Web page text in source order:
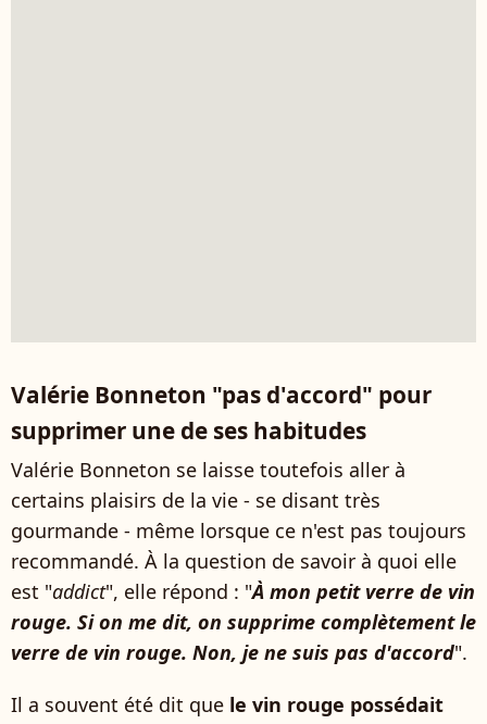
Valérie Bonneton "pas d'accord" pour
supprimer une de ses habitudes
Valérie Bonneton se laisse toutefois aller à
certains plaisirs de la vie - se disant très
gourmande - même lorsque ce n'est pas toujours
recommandé. À la question de savoir à quoi elle
est "addict", elle répond : "À mon petit verre de vin
rouge. Si on me dit, on supprime complètement le
verre de vin rouge. Non, je ne suis pas d'accord".
Il a souvent été dit que le vin rouge possédait